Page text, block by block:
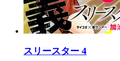
スリースター 4